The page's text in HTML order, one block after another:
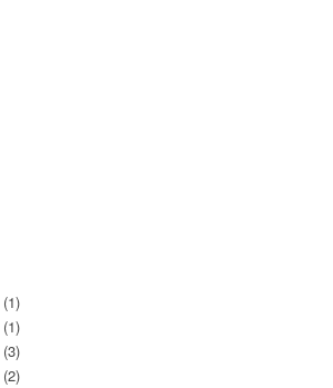
(1)
(1)
(3)
(2)